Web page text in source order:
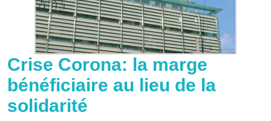
Crise Corona: la marge
bénéficiaire au lieu de la
solidarité